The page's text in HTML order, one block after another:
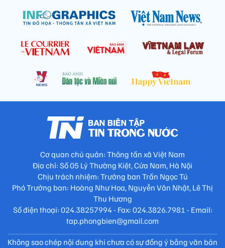
Cơ quan chủ quản: Thông tấn xã Việt Nam
Địa chỉ: Số 05 Lý Thường Kiệt, Cửa Nam, Hà Nội
Chịu trách nhiệm: Trưởng ban Trần Ngọc Tú
Phó Trưởng ban: Hoàng Như Hoa, Nguyễn Văn Nhật, Lê Thị
Thu Hương
Số điện thoại: 024.38257994 - Fax: 024.3826.7981 - Email:
tap.phongbien@gmail.com
Không sao chép nội dung khi chưa có sự đồng ý bằng văn bản